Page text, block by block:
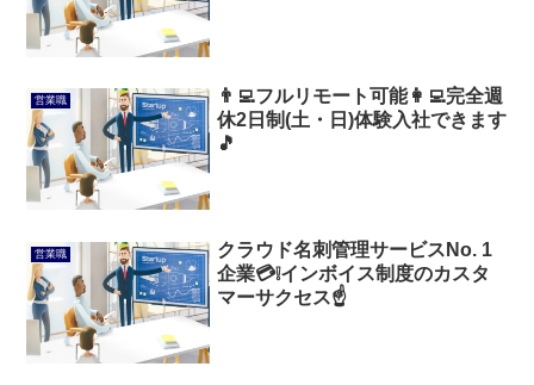
営業職
👨‍💻フルリモート可能👩‍💻完全週
休2日制(土・日)体験入社できます
🎵
営業職
クラウド名刺管理サービスNo. 1
企業💳️❕インボイス制度のカスタ
マーサクセス☝️